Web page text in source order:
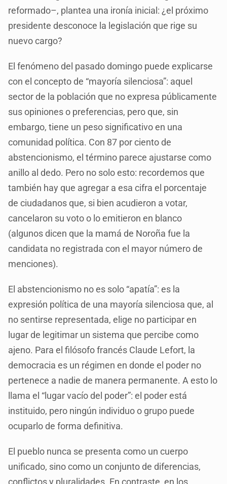
reformado–, plantea una ironía inicial: ¿el próximo
presidente desconoce la legislación que rige su
nuevo cargo?
El fenómeno del pasado domingo puede explicarse
con el concepto de “mayoría silenciosa”: aquel
sector de la población que no expresa públicamente
sus opiniones o preferencias, pero que, sin
embargo, tiene un peso significativo en una
comunidad política. Con 87 por ciento de
abstencionismo, el término parece ajustarse como
anillo al dedo. Pero no solo esto: recordemos que
también hay que agregar a esa cifra el porcentaje
de ciudadanos que, si bien acudieron a votar,
cancelaron su voto o lo emitieron en blanco
(algunos dicen que la mamá de Noroña fue la
candidata no registrada con el mayor número de
menciones).
El abstencionismo no es solo “apatía”: es la
expresión política de una mayoría silenciosa que, al
no sentirse representada, elige no participar en
lugar de legitimar un sistema que percibe como
ajeno. Para el filósofo francés Claude Lefort, la
democracia es un régimen en donde el poder no
pertenece a nadie de manera permanente. A esto lo
llama el “lugar vacío del poder”: el poder está
instituido, pero ningún individuo o grupo puede
ocuparlo de forma definitiva.
El pueblo nunca se presenta como un cuerpo
unificado, sino como un conjunto de diferencias,
conflictos y pluralidades. En contraste, en los